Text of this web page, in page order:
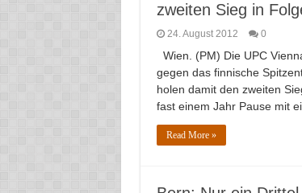
zweiten Sieg in
24. August 2012 0
Wien. (PM) Die UPC
gegen das finnische
holen damit den zweiten
fast einem Jahr Pause mit
Read More »